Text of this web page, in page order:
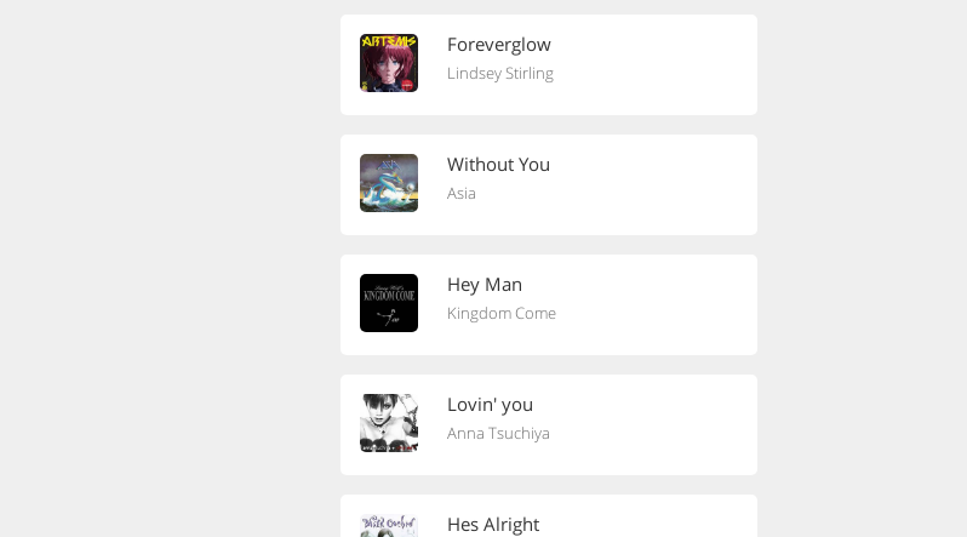
Foreverglow
Lindsey Stirling
Without You
Asia
Hey Man
Kingdom Come
Lovin' you
Anna Tsuchiya
Hes Alright